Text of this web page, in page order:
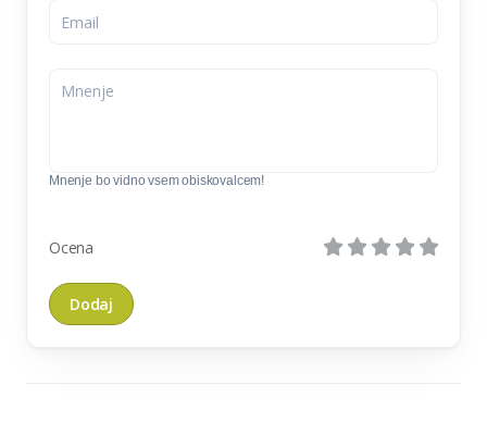
Mnenje bo vidno vsem obiskovalcem!
Ocena